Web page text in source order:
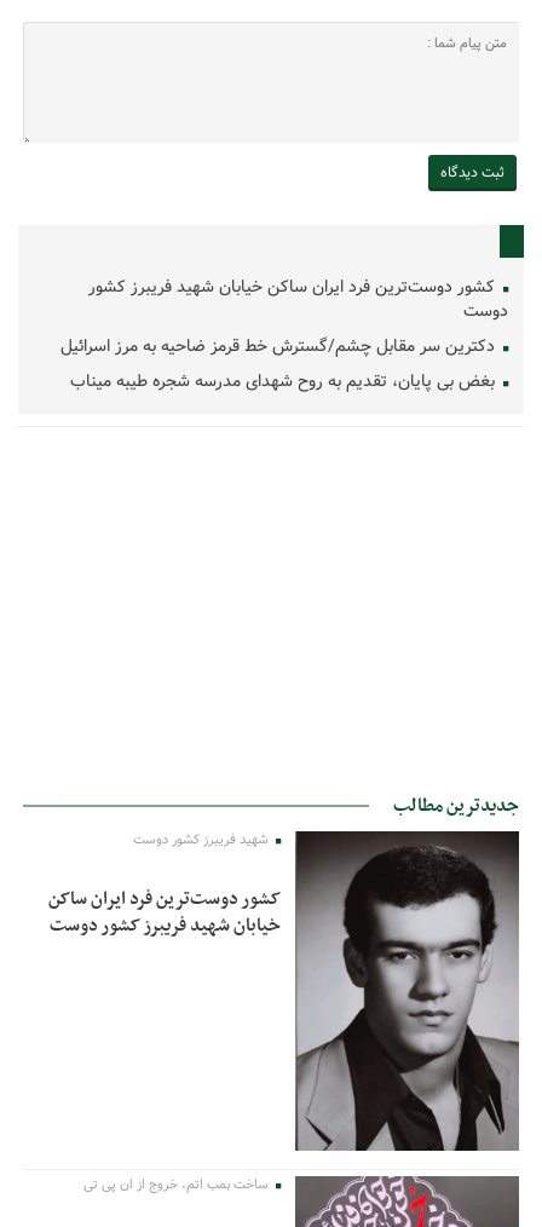
کشور دوست‌ترین فرد ایران ساکن خیابان شهید فریبرز کشور
دوست
دکترین سر مقابل چشم/گسترش خط قرمز ضاحیه به مرز اسرائیل
بغض بی پایان، تقدیم به روح شهدای مدرسه شجره طیبه میناب
جدیدترین مطالب
شهید فریبرز کشور دوست
کشور دوست‌ترین فرد ایران ساکن
خیابان شهید فریبرز کشور دوست
ساخت بمب اتم، خروج از ان پی تی